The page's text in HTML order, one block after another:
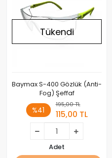
Tükendi
Baymax S-400 Gözlük (Anti-
Fog) Şeffaf
%41
195,00 TL
115,00 TL
Adet